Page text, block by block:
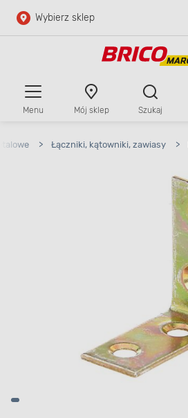
Przejdź do głównej zawartości
Wybierz sklep
Menu Mój sklep Szukaj
> Łączniki, kątowniki, zawiasy >